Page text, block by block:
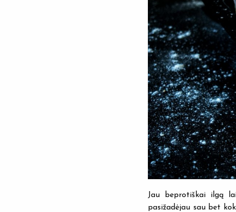
Jau beprotiškai ilgą
pasižadėjau sau bet